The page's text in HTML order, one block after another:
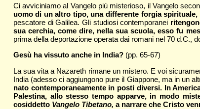
Ci avviciniamo al Vangelo più misterioso, il Vangelo
uomo di un altro tipo, una differente forgia
pescatore di Galilea. Gli studiosi contemporanei
sua cerchia, come dire, nella sua scuola, esso fu
prima della deportazione operata dai romani nel 70 d.C.,
Gesù ha vissuto anche in India?(pp. 65-67)
La sua vita a Nazareth rimane un mistero. E voi
India (adesso ci aggiungono pure il Giappone, ma in un
nato contemporaneamente in posti diversi. In
Palestina, allo stesso tempo apparve, in modo
cosiddetto Vangelo Tibetano, a narrare che Cristo